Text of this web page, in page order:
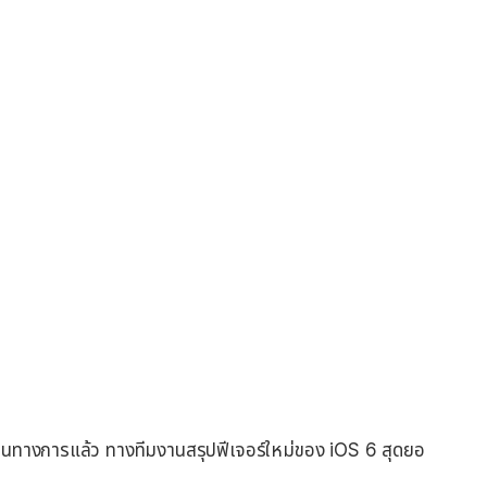
ทางการแล้ว ทางทีมงานสรุปฟีเจอร์ใหม่ของ iOS 6 สุดยอ